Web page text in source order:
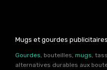
Mugs et gourdes publicitaires
Gourdes , bouteilles, mugs ,
alternatives durables aux